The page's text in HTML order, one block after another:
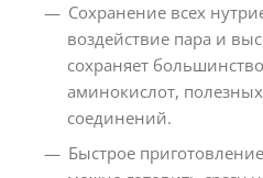
Сохранение всех
воздействие пара и
сохраняет
аминокислот,
соединений.
Быстрое